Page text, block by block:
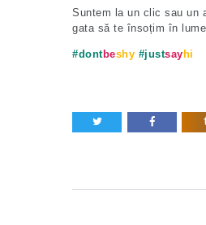
Suntem la un clic sau un
gata să te însoțim în
#dontbeshy #justsayhi